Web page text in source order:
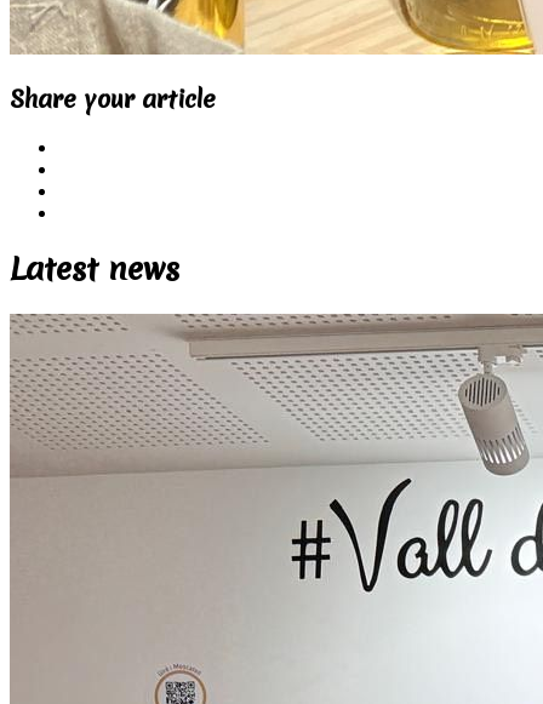
Share your article
Latest news